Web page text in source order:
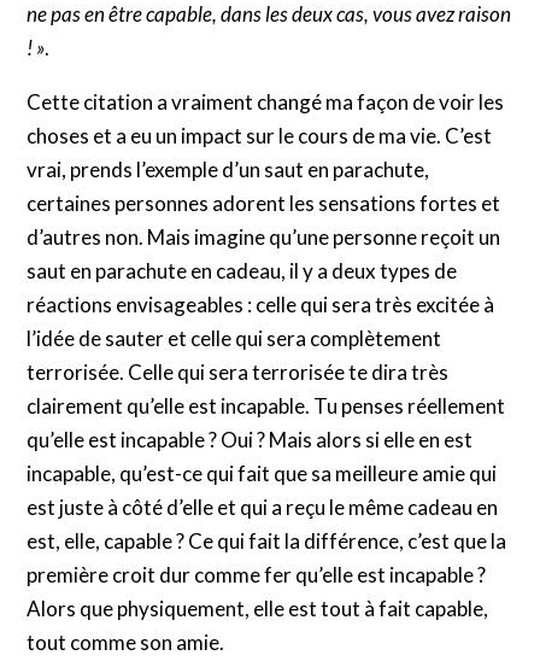
ne pas en être capable, dans les deux cas, vous avez raison
! ».
Cette citation a vraiment changé ma façon de voir les
choses et a eu un impact sur le cours de ma vie. C’est
vrai, prends l’exemple d’un saut en parachute,
certaines personnes adorent les sensations fortes et
d’autres non. Mais imagine qu’une personne reçoit un
saut en parachute en cadeau, il y a deux types de
réactions envisageables : celle qui sera très excitée à
l’idée de sauter et celle qui sera complètement
terrorisée. Celle qui sera terrorisée te dira très
clairement qu’elle est incapable. Tu penses réellement
qu’elle est incapable ? Oui ? Mais alors si elle en est
incapable, qu’est-ce qui fait que sa meilleure amie qui
est juste à côté d’elle et qui a reçu le même cadeau en
est, elle, capable ? Ce qui fait la différence, c’est que la
première croit dur comme fer qu’elle est incapable ?
Alors que physiquement, elle est tout à fait capable,
tout comme son amie.